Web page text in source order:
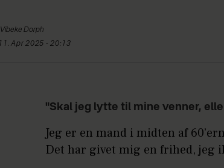
Vibeke Dorph
11. Apr 2025 - 20:13
"Skal jeg lytte til mine venner,
Jeg er en mand i midten af
Det har givet mig en frihed, jeg